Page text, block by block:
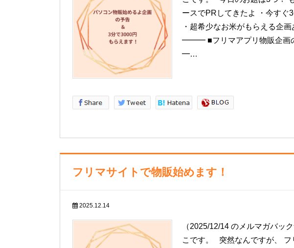
ースでPRしてきたよ ・今すぐ
・超希少なお米がもらえ
━━━ ■フリマアプリ物販
━…
フリマサイトで物販始めます！
2025.12.14
（2025/12/14 のメルマガバッ
こです。 突然なんですが、 フ